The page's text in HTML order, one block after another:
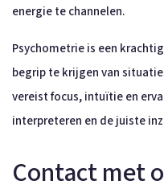
energie te channelen.
Psychometrie is een
begrip te krijgen van
vereist focus, intuïtie en
interpreteren en de juiste
Contact met